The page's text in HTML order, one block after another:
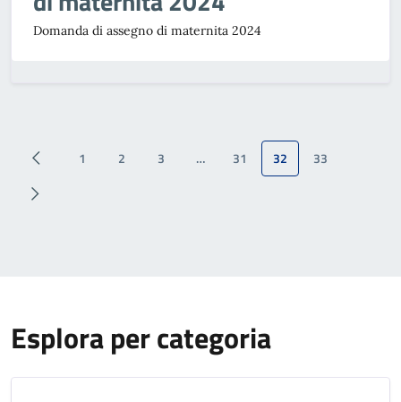
Domanda di assegno di maternita 2024
1 2 3 … 31 32 33
Esplora per categoria